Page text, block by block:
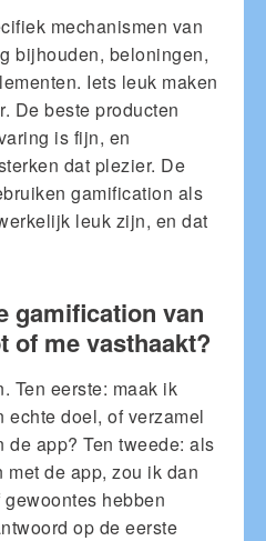
mechanismen van
bijhouden, beloningen,
Iets leuk maken
De beste producten
is fijn, en
dat plezier. De
gamification als
leuk zijn, en dat
gamification van
of me vasthaakt?
Ten eerste: maak ik
doel, of verzamel
app? Ten tweede: als
de app, zou ik dan
hebben
op de eerste